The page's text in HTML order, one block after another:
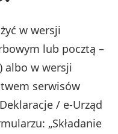
w wersji
lub pocztą –
albo w wersji
serwisów
/ e‑Urząd
„Składanie